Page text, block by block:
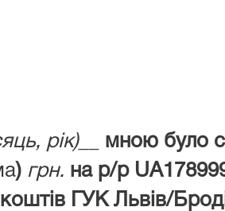
рік)__
мною було
) грн. на р/р
ГУК Львiв/